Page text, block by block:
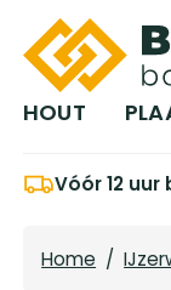
Ga naar
HOUT
Vóór 12 uur
Home /